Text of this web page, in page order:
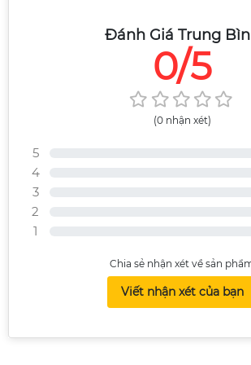
Đánh Giá Trung
0/5
(0 nhận xét)
5
4
3
2
1
Chia sẻ nhận xét về sản
Viết nhận xét của bạn